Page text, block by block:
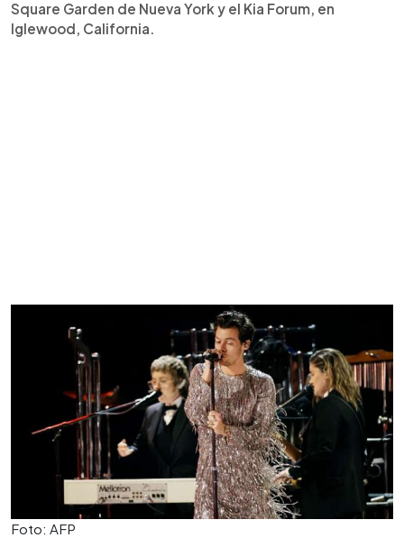
Square Garden de Nueva York y el Kia Forum, en
Iglewood, California.
Foto: AFP